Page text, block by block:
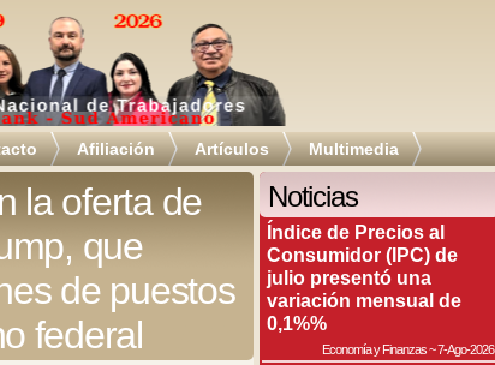
Afiliación Artículos Multimedia
la oferta de
que
de puestos
federal
Noticias
Índice de Precios al
Consumidor (IPC) de
julio presentó una
variación mensual de
0,1%%
Economía y Finanzas~7-Ago-2026